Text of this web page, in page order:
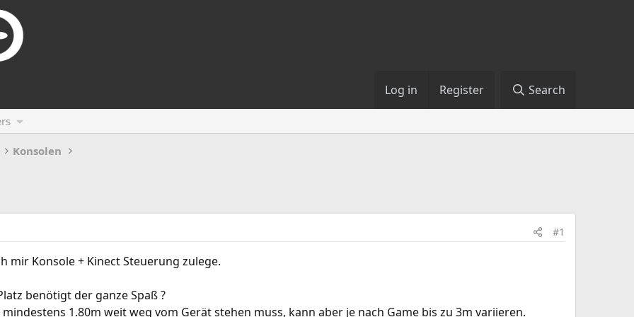
Log in Register Search
Konsolen
#1
mir Konsole + Kinect Steuerung zulege.
benötigt der ganze Spaß ?
1.80m weit weg vom Gerät stehen muss, kann aber je nach Game bis zu 3m variieren.